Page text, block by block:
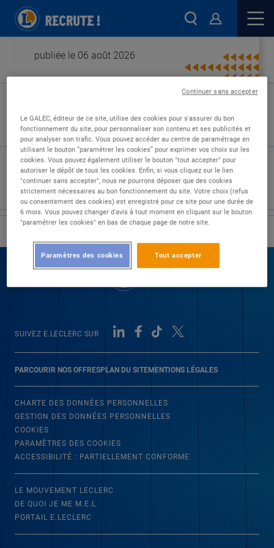
publiée le 06 août 2026
Type de contrat :
Expérience :
Études :
PARCOURIR NOS OFFRESPLAN DU SITEMENTIONS LÉGALES
SUIVEZ E.LECLERC SUR
CHARTE DES DONNÉES PERSONNELLES
GESTION DES DONNÉES PERSONNELLES
COOKIES
PARAMÈTRES DES COOKIES
ACCESSIBILITÉ : PARTIELLEMENT CONFORME
LE MOUVEMENT LECLERC
DE QUOI JE ME M.E.L
PORTAIL E.LECLERC
Le GALEC, éditeur de ce site, utilise des cookies pour s'assurer du bon
fonctionnement du site, pour personnaliser son contenu et ses publicités et
pour analyser son trafic. Vous pouvez accéder au centre de paramétrage en
utilisant le bouton “paramétrer les cookies” pour exprimer vos choix sur les
cookies. Vous pouvez également utiliser le bouton "tout accepter" pour
autoriser le dépôt de tous les cookies. Enfin, si vous cliquez sur le lien
"continuer sans accepter", nous ne pourrons déposer que des cookies
strictement nécessaires au bon fonctionnement du site. Votre choix (refus
ou consentement des cookies) est enregistré pour ce site pour une durée de
6 mois. Vous pouvez changer d'avis à tout moment en cliquant sur le bouton
"paramétrer les cookies" en bas de chaque page de notre site.
Tout accepter
Paramètres des cookies
Continuer sans accepter